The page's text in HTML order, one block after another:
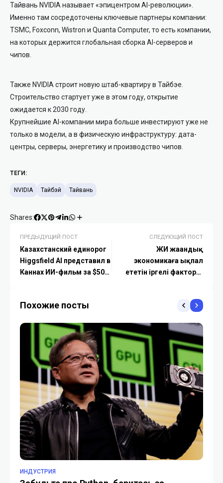
Тайвань NVIDIA называет «эпицентром AI-революции».
Именно там сосредоточены ключевые партнеры компании:
TSMC, Foxconn, Wistron и Quanta Computer, то есть компании,
на которых держится глобальная сборка AI-серверов и
чипов.
Также NVIDIA строит новую штаб-квартиру в Тайбэе.
Строительство стартует уже в этом году, открытие
ожидается к 2030 году.
Крупнейшие AI-компании мира больше инвестируют уже не
только в модели, а в физическую инфраструктуру: дата-
центры, серверы, энергетику и производство чипов.
ТЕГИ:
NVIDIA Тайбэй Тайвань
Shares:
ПРЕДЫДУЩИЙ ПОСТ
Казахстанский единорог
Higgsfield AI представил в
Каннах ИИ-фильм за $500
СЛЕДУЮЩИЙ ПОСТ
ЖИ жаһандық
экономикаға ықпал
ететін іргелі факторға
Похожие посты
ИНДУСТРИЯ